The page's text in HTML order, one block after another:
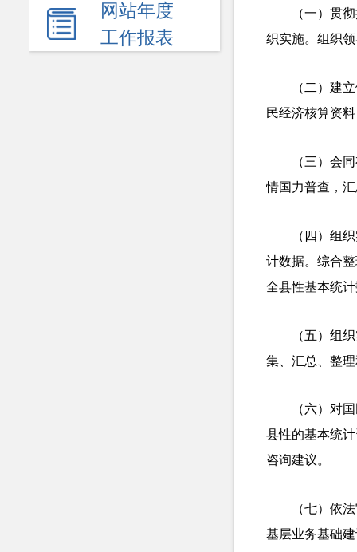
网站年度
工作报表
（一）贯
织实施。组织
（二）建
民经济核算资
（三）会
情国力普查，
（四）组
计数据。综合
全县性基本统
（五）组
集、汇总、整
（六）对
县性的基本统
咨询建议。
（七）依
基层业务基础